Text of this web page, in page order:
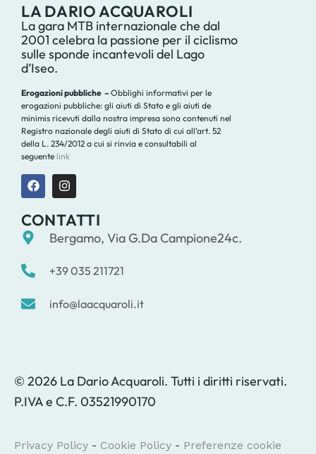
LA DARIO ACQUAROLI
La gara MTB internazionale che dal
2001 celebra la passione per il ciclismo
sulle sponde incantevoli del Lago
d’Iseo.
Erogazioni pubbliche –Obblighi informativi per le
erogazioni pubbliche: gli aiuti di Stato e gli aiuti de
minimis ricevuti dalla nostra impresa sono contenuti nel
Registro nazionale degli aiuti di Stato di cui all’art. 52
della L. 234/2012 a cui si rinvia e consultabili al
seguente link
CONTATTI
Bergamo, Via G.Da Campione24c.
+39 035 211721
info@laacquaroli.it
© 2026 La Dario Acquaroli. Tutti i diritti riservati.
P.IVA e C.F. 03521990170
Privacy Policy - Cookie Policy - Preferenze cookie